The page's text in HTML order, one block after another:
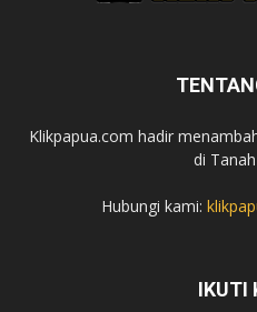
Klikpapua.com hadir
di
Hubungi kami:
IKUTI